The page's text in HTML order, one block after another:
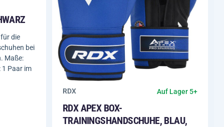
die
bei
Maße:
1 Paar im
RDX Auf Lager 5+
RDX APEX BOX-
TRAININGSHANDSCHUHE, BLAU,